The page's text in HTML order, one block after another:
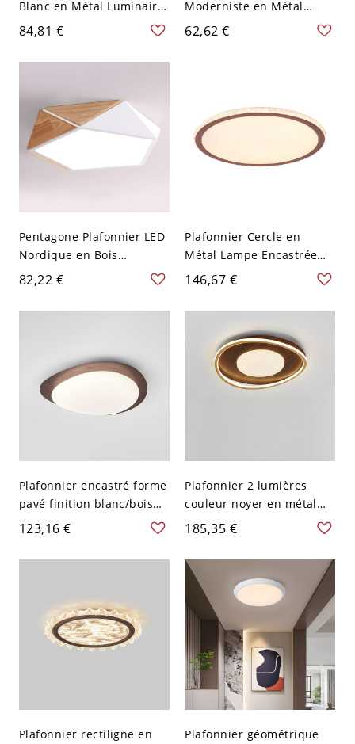
Blanc en Métal Luminaire
Semi-Encastré Moderne
en Forme de Lotus - Blanc
110 V-120 V 5 Blanc
84,81 €
Moderniste en Métal
Lampe de Plafond en
Acrylique pour Salon -
62,62 €
Pentagone Plafonnier LED
Nordique en Bois
Luminaire Encastré à
Abat-Jour en Acrylique
pour Salon - Blanc 110 V-
82,22 €
Plafonnier Cercle en
Métal Lampe Encastrée
LED en Cristal Style
Contemporain pour Salon
- Or Rose 110 V-120 V
40,64 cm Gradation à trois
niveaux
146,67 €
Plafonnier encastré forme
pavé finition blanc/bois
couleur noyer pour
chambre - 110 V-120 V
Couleur de Noyer Blanc
123,16 €
Plafonnier 2 lumières
couleur noyer en métal
pour chambre - 110 V-120
V 46,99 cm
185,35 €
Plafonnier rectiligne en
Plafonnier géométrique